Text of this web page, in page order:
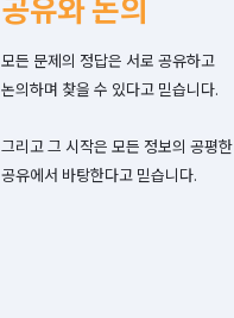
모든 문제의 정답은 서로 공유하고
논의하며 찾을 수 있다고 믿습니다.
그리고 그 시작은 모든 정보의 공평한
공유에서 바탕한다고 믿습니다.